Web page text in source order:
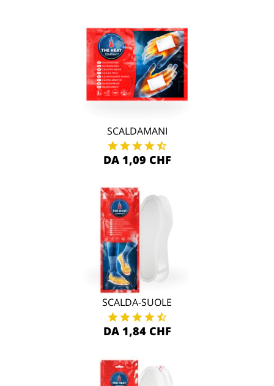
SCALDAMANI
DA 1,09 CHF
SCALDA-SUOLE
DA 1,84 CHF